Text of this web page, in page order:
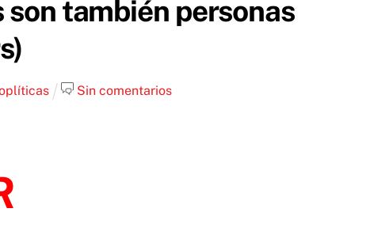
también personas
Sin comentarios